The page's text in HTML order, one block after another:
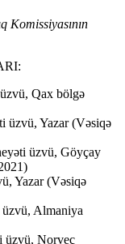
Komissiyasının
Qax bölgə
üzvü, Yazar (Vəsiqə
üzvü, Göyçay
Yazar (Vəsiqə
Almaniya
üzvü, Norveç